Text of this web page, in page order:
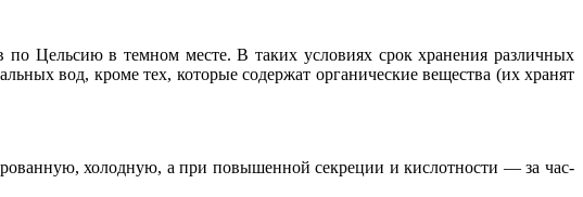
Цельсию в темном месте. В таких условиях срок хранения различных
вод, кроме тех, которые содержат органические вещества (их хранят
холодную, а при повышенной секреции и кислотности — за час-